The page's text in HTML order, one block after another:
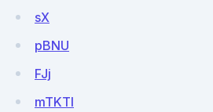
sX
pBNU
FJj
mTKTl